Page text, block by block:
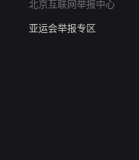
北京互联网举报中心
亚运会举报专区
涉历史虚无举报